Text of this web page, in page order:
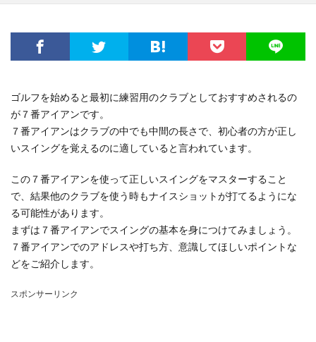
ゴルフを始めると最初に練習用のクラブとしておすすめされるの
が７番アイアンです。
７番アイアンはクラブの中でも中間の長さで、初心者の方が正し
いスイングを覚えるのに適していると言われています。
この７番アイアンを使って正しいスイングをマスターすること
で、結果他のクラブを使う時もナイスショットが打てるようにな
る可能性があります。
まずは７番アイアンでスイングの基本を身につけてみましょう。
７番アイアンでのアドレスや打ち方、意識してほしいポイントな
どをご紹介します。
スポンサーリンク